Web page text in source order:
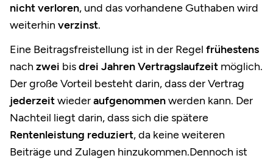
nicht verloren, und das vorhandene Guthaben wird
weiterhin verzinst.
Eine Beitragsfreistellung ist in der Regel frühestens
nach zwei bisdrei Jahren Vertragslaufzeit möglich.
Der große Vorteil besteht darin, dass der Vertrag
jederzeitwiederaufgenommenwerden kann. Der
Nachteil liegt darin, dass sich die spätere
Rentenleistung reduziert, da keine weiteren
Beiträge und Zulagen hinzukommen.Dennoch ist